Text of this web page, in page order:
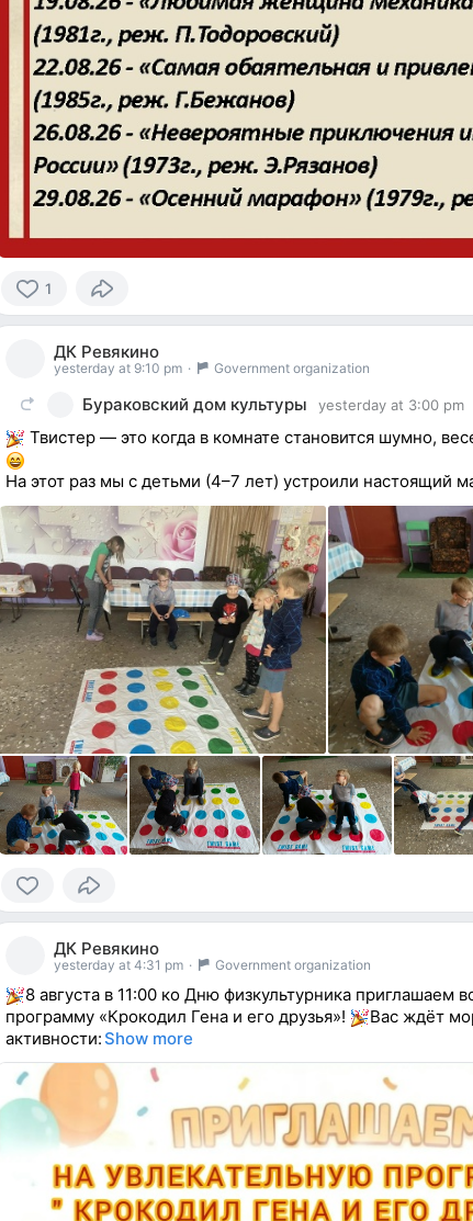
1
1
reactedДК Ревякино
yesterday at 9:10 pm · Government organization
Бураковский дом культуры yesterday at 3:00 pm
Твистер — это когда в комнате становится шумно,
На этот раз мы с детьми (4–7 лет) устроили настоящий
0
reactedДК Ревякино
yesterday at 4:31 pm · Government organization
8 августа в 11:00 ко Дню физкультурника приглашаем
программу «Крокодил Гена и его друзья»!
Вас ждёт
активности:Show more